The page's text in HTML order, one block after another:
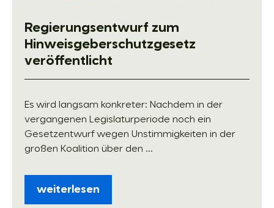
Regierungsentwurf zum
Hinweisgeberschutzgesetz
veröffentlicht
Es wird langsam konkreter: Nachdem in der
vergangenen Legislaturperiode noch ein
Gesetzentwurf wegen Unstimmigkeiten in der
großen Koalition über den ...
weiterlesen